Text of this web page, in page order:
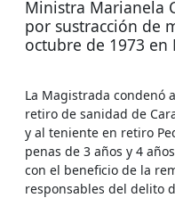
Ministra Marianela
por sustracción de
octubre de 1973
La Magistrada condenó
retiro de sanidad de
y al teniente en retiro
penas de 3 años y 4
con el beneficio de la
responsables del delito